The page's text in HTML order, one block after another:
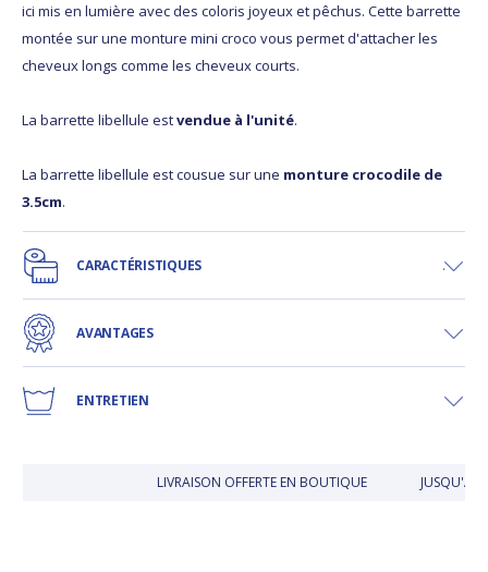
ici mis en lumière avec des coloris joyeux et pêchus. Cette barrette
montée sur une monture mini croco vous permet d'attacher les
cheveux longs comme les cheveux courts.
La barrette libellule estvendue à l'unité.
La barrette libellule est cousue sur une monture crocodile de
3.5cm.
CARACTÉRISTIQUES
AVANTAGES
ENTRETIEN
LIVRAISON OFFERTE EN BOUTIQUE JUSQU'À